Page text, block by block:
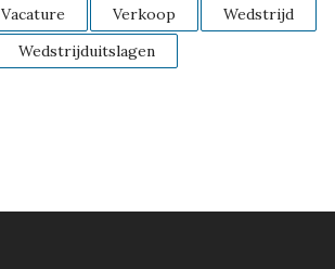
Vacature Verkoop
Wedstrijd
Wedstrijduitslagen